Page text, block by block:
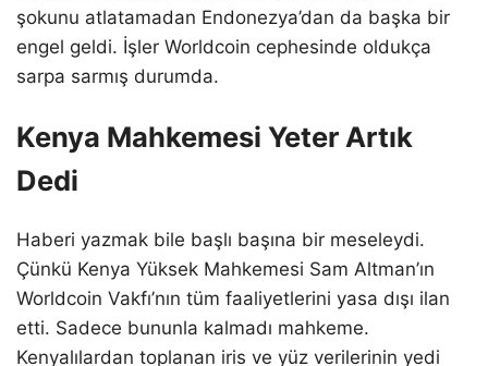
şokunu atlatamadan Endonezya’dan da başka bir
engel geldi. İşler Worldcoin cephesinde oldukça
sarpa sarmış durumda.
Kenya Mahkemesi Yeter Artık
Dedi
Haberi yazmak bile başlı başına bir meseleydi.
Çünkü Kenya Yüksek Mahkemesi Sam Altman’ın
Worldcoin Vakfı’nın tüm faaliyetlerini yasa dışı ilan
etti. Sadece bununla kalmadı mahkeme.
Kenyalılardan toplanan iris ve yüz verilerinin yedi